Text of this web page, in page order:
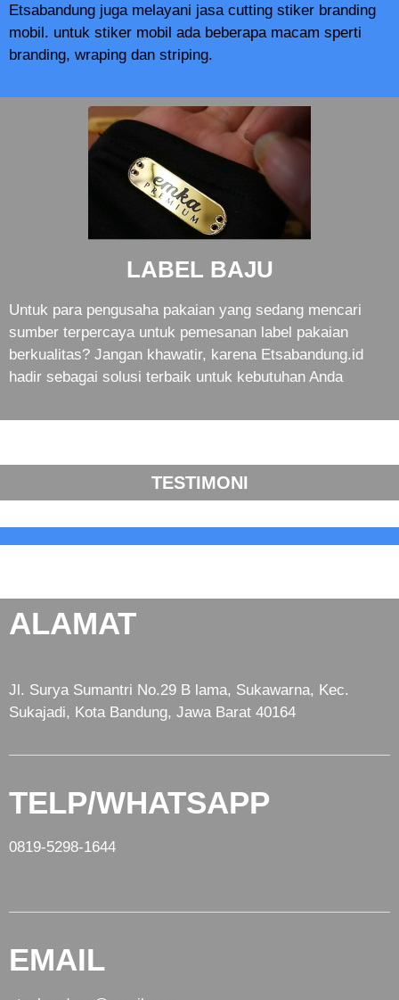
Etsabandung juga melayani jasa cutting stiker branding
mobil. untuk stiker mobil ada beberapa macam sperti
branding, wraping dan striping.
LABEL BAJU
Untuk para pengusaha pakaian yang sedang mencari
sumber terpercaya untuk pemesanan label pakaian
berkualitas? Jangan khawatir, karena Etsabandung.id
hadir sebagai solusi terbaik untuk kebutuhan Anda
TESTIMONI
ALAMAT
Jl. Surya Sumantri No.29 B lama, Sukawarna, Kec.
Sukajadi, Kota Bandung, Jawa Barat 40164
TELP/WHATSAPP
0819-5298-1644
EMAIL